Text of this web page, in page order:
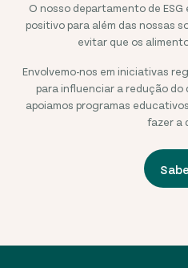
O nosso departamento de
positivo para além das nossas
evitar que os
Envolvemo-nos em iniciativas
para influenciar a redução do
apoiamos programas
fazer a